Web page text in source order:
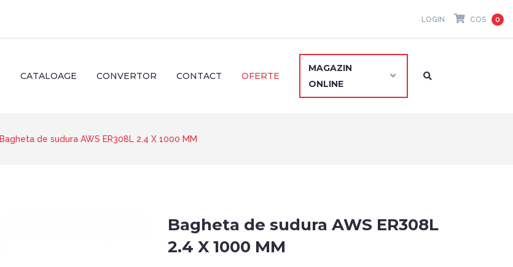
LOGIN COS 0
CATALOAGE CONVERTOR CONTACT OFERTE
MAGAZIN
ONLINE
Bagheta de sudura AWS ER308L 2.4 X 1000 MM
Bagheta de sudura AWS ER308L
2.4 X 1000 MM